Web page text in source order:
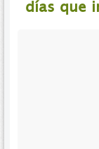
días que